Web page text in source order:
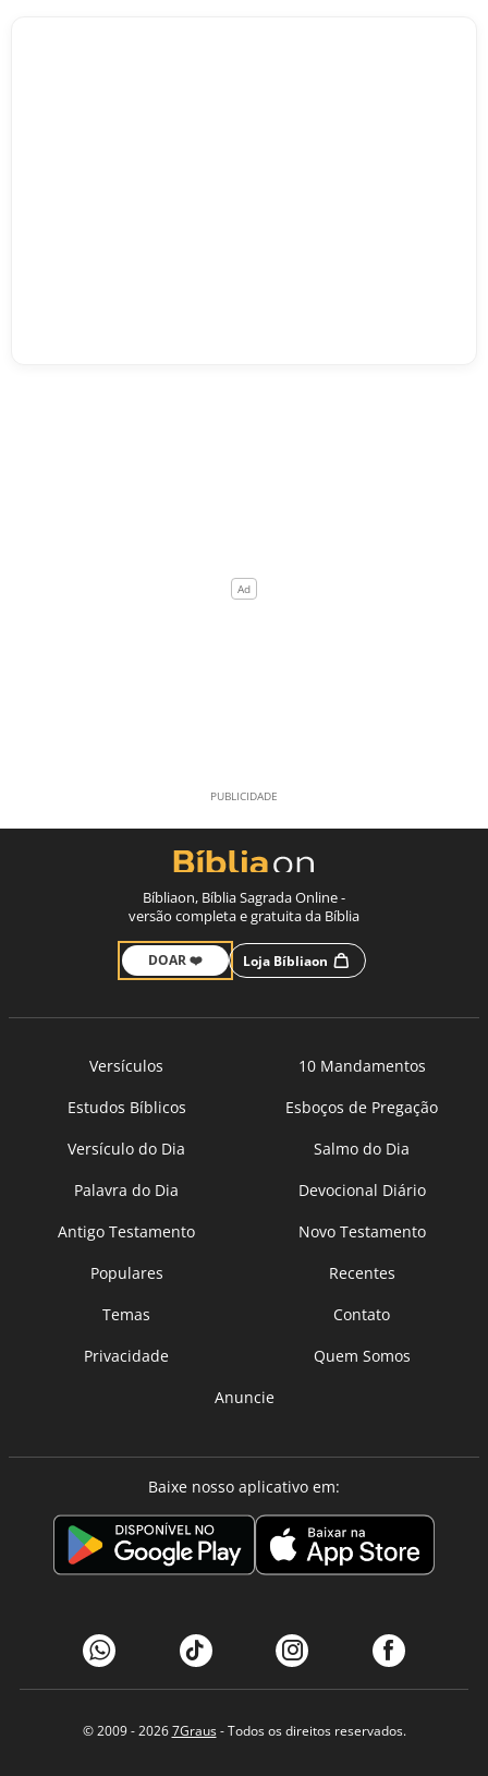
Bíbliaon, Bíblia Sagrada Online -
versão completa e gratuita da Bíblia
DOAR ❤️ Loja Bíbliaon
Versículos
10 Mandamentos
Estudos Bíblicos
Esboços de Pregação
Versículo do Dia
Salmo do Dia
Palavra do Dia
Devocional Diário
Antigo Testamento
Novo Testamento
Populares
Recentes
Temas
Contato
Privacidade
Quem Somos
Anuncie
Baixe nosso aplicativo em:
© 2009 - 20267Graus- Todos os direitos reservados.